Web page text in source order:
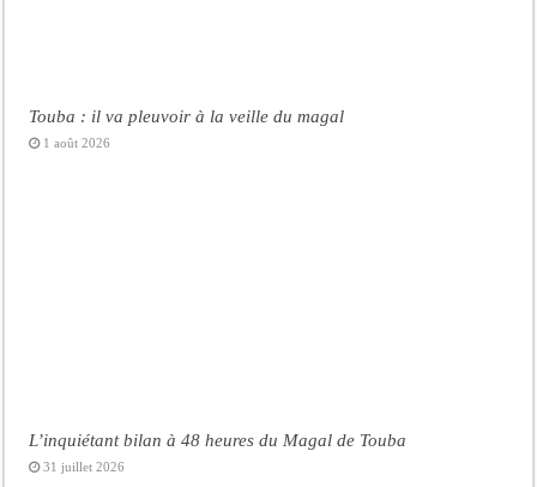
Touba : il va pleuvoir à la veille du magal
1 août 2026
L’inquiétant bilan à 48 heures du Magal de Touba
31 juillet 2026